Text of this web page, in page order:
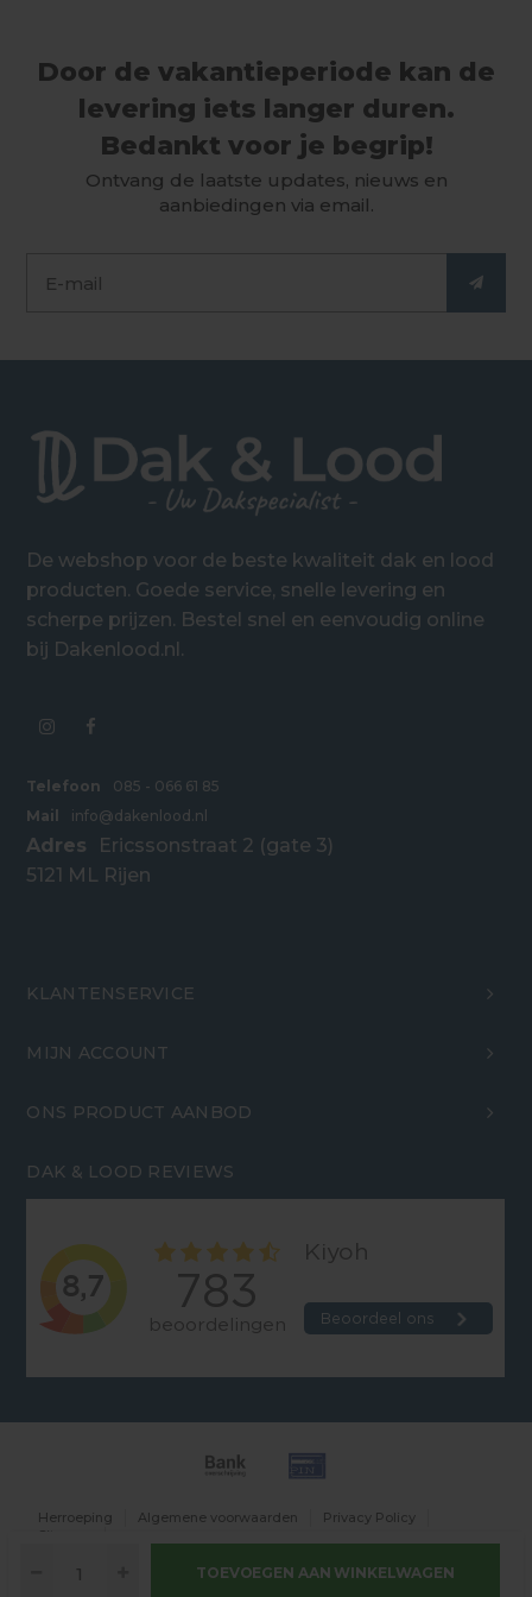
TOEVOEGEN AAN WINKELWAGEN
Door de vakantieperiode kan de
levering iets langer duren.
Bedankt voor je begrip!
Ontvang de laatste updates, nieuws en
aanbiedingen via email.
De webshop voor de beste kwaliteit dak en lood
producten. Goede service, snelle levering en
scherpe prijzen. Bestel snel en eenvoudig online
bij Dakenlood.nl.
Telefoon
085 - 066 61 85
Mail
info@dakenlood.nl
Adres
Ericssonstraat 2 (gate 3)
5121 ML Rijen
KLANTENSERVICE
MIJN ACCOUNT
ONS PRODUCT AANBOD
DAK & LOOD REVIEWS
Herroeping Algemene voorwaarden
Privacy Policy
Sitemap
© Copyright 2026 Dakenlood.nl